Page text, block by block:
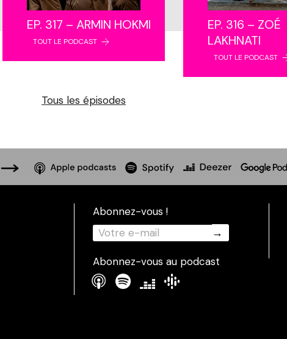
EP. 317 – ARMIN HOKMI
TOUT LE PODCAST
EP. 316 – ZOÉ
LAKHNATI
TOUT LE PODCAST
Tous les épisodes
Abonnez-vous !
Abonnez-vous au podcast